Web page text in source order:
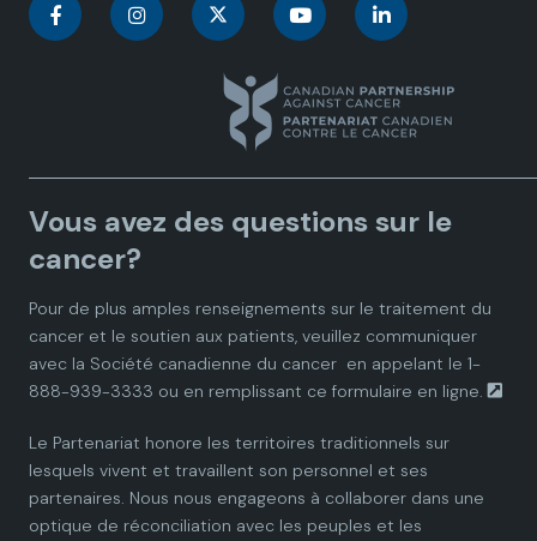
C
a
d
a
n
P
a
C
a
d
a
n
P
a
n
a
d
a
n
P
a
C
n
a
d
a
n
P
a
C
n
a
d
a
n
P
a
Vous avez des questions sur le
cancer?
Pour de plus amples renseignements sur le traitement du
cancer et le soutien aux patients, veuillez communiquer
avec la Société canadienne du cancer en appelant le 1-
888-939-3333 ou en remplissant ce formulaire en ligne.
Le Partenariat honore les territoires traditionnels sur
lesquels vivent et travaillent son personnel et ses
partenaires. Nous nous engageons à collaborer dans une
optique de réconciliation avec les peuples et les